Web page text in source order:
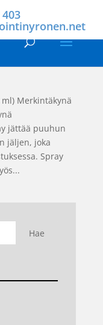
ml) Merkintäkynä
jättää puuhun
jäljen, joka
Spray